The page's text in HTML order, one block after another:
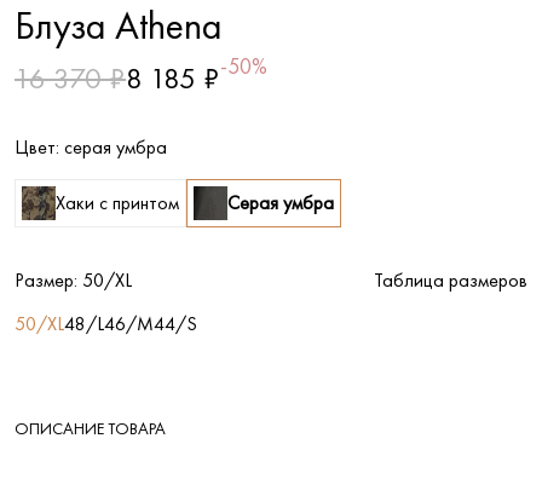
Блуза Athena
16 370 ₽8 185 ₽-50%
Цвет: серая умбра
Хаки с принтом Серая умбра
Размер: 50/XL
Таблица размеров
50/XL48/L46/M44/S
ОПИСАНИЕ ТОВАРА